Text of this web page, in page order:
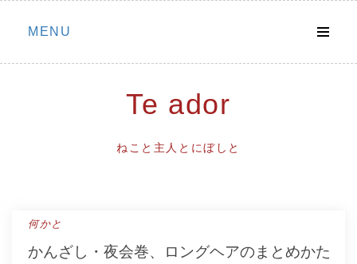
Skip
MENU
Te ador
ねこと主人とにぼしと
何かと
かんざし・夜会巻、ロングヘアのまとめかた